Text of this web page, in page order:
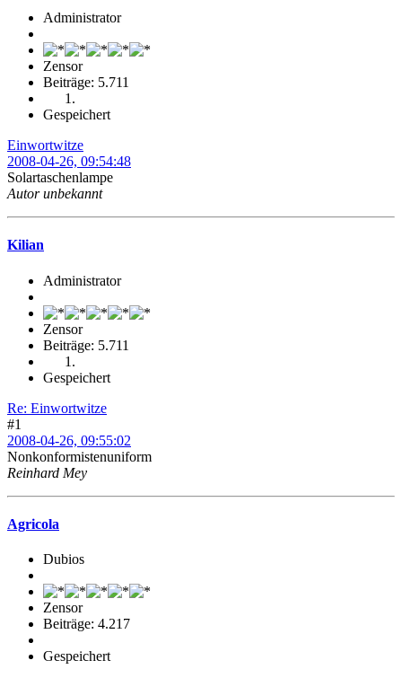
Administrator
Zensor
Beiträge: 5.711
Gespeichert
Einwortwitze
2008-04-26, 09:54:48
Solartaschenlampe
Autor unbekannt
Kilian
Administrator
Zensor
Beiträge: 5.711
Gespeichert
Re: Einwortwitze
#1
2008-04-26, 09:55:02
Nonkonformistenuniform
Reinhard Mey
Agricola
Dubios
Zensor
Beiträge: 4.217
Gespeichert